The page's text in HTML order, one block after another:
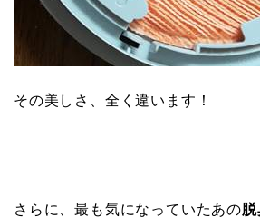
その美しさ、全く違います！
さらに、最も気になっていたあの